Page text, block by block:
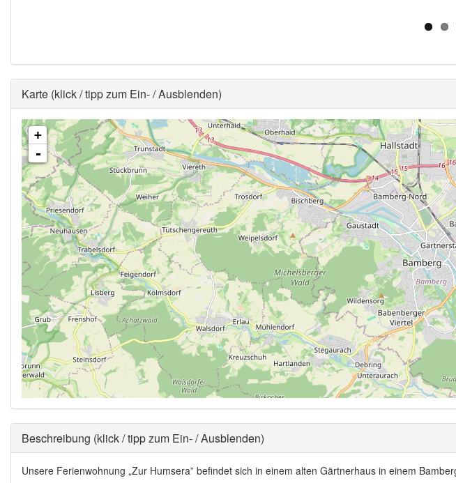
Ausblenden
Karte (klick / tipp zum Ein- / Ausblenden)
+
-
Ausblenden
Beschreibung (klick / tipp zum Ein- / Ausblenden)
Unsere Ferienwohnung „Zur Humsera” befindet sich in einem alten Gärtnerhaus in einem